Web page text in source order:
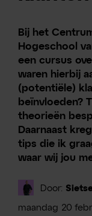
Bij het
Hogeschool
een cursus
waren hierbij
(potentiële)
beïnvloeden?
theorieën
Daarnaast
tips die ik
waar wij jou
Door:
maandag 20